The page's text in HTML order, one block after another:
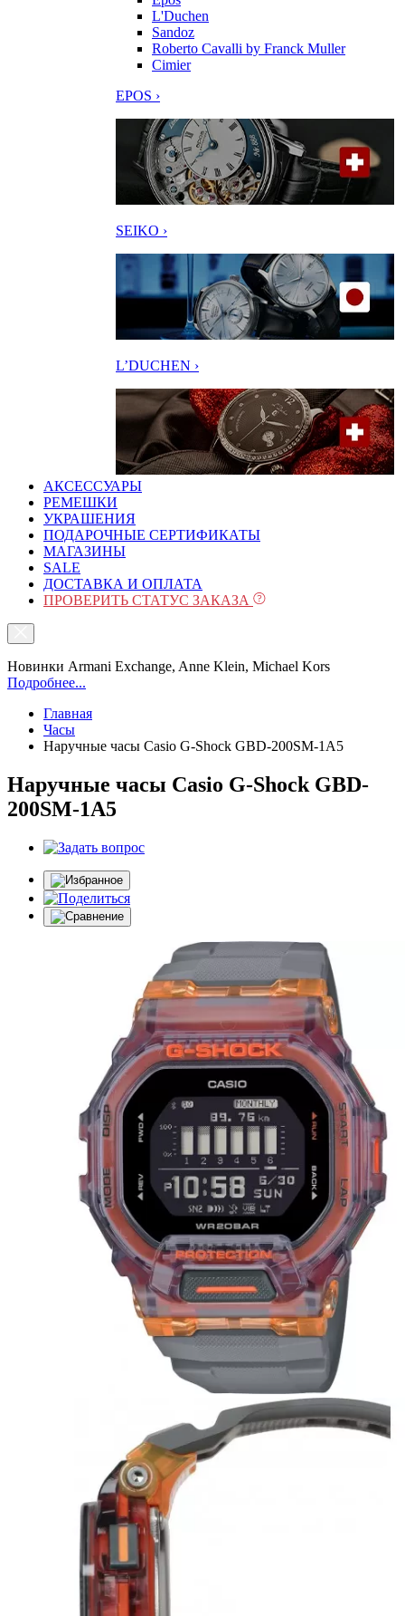
L'Duchen
Sandoz
Roberto Cavalli by Franck Muller
Cimier
EPOS ›
SEIKO ›
L’DUCHEN ›
АКСЕССУАРЫ
РЕМЕШКИ
УКРАШЕНИЯ
ПОДАРОЧНЫЕ СЕРТИФИКАТЫ
МАГАЗИНЫ
SALE
ДОСТАВКА И ОПЛАТА
ПРОВЕРИТЬ СТАТУС ЗАКАЗА
Новинки Armani Exchange, Anne Klein, Michael Kors
Подробнее...
Главная
Часы
Наручные часы Casio G-Shock GBD-200SM-1A5
Наручные часы Casio G-Shock GBD-
200SM-1A5